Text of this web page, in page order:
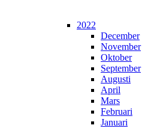
2022
December
November
Oktober
September
Augusti
April
Mars
Februari
Januari